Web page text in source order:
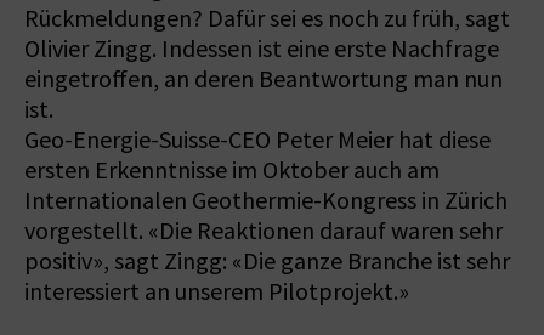
Rückmeldungen? Dafür sei es noch zu früh, sagt
Olivier Zingg. Indessen ist eine erste Nachfrage
eingetroffen, an deren Beantwortung man nun
ist.
Geo-Energie-Suisse-CEO Peter Meier hat diese
ersten Erkenntnisse im Oktober auch am
Internationalen Geothermie-Kongress in Zürich
vorgestellt. «Die Reaktionen darauf waren sehr
positiv», sagt Zingg: «Die ganze Branche ist sehr
interessiert an unserem Pilotprojekt.»